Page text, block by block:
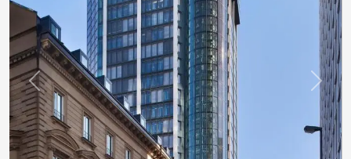
Previous Next